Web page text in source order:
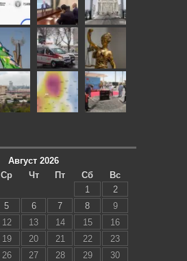
Август 2026
Ср Чт Пт Сб
Вс
1
2
5 6 7 8
9
12 13 14 15
16
19 20 21 22
23
26 27 28 29
30